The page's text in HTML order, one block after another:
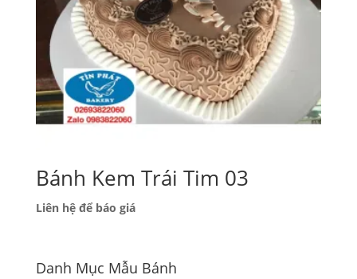
Bánh Kem Trái Tim 03
Liên hệ để báo giá
Danh Mục Mẫu Bánh